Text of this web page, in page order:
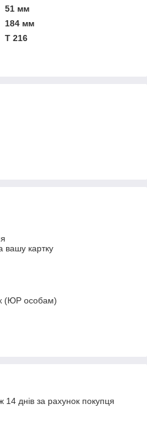
51 мм
184 мм
T 216
вашу картку
(ЮР особам)
днів за рахунок покупця